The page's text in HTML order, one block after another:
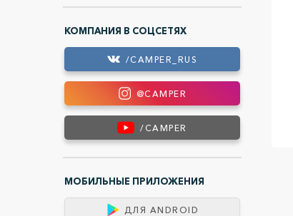
КОМПАНИЯ В СОЦСЕТЯХ
/CAMPER_RUS
@CAMPER
/CAMPER
МОБИЛЬНЫЕ ПРИЛОЖЕНИЯ
ДЛЯ ANDROID